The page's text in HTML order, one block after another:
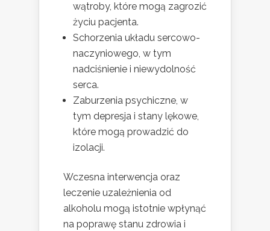
wątroby, które mogą zagrozić
życiu pacjenta.
Schorzenia układu sercowo-
naczyniowego, w tym
nadciśnienie i niewydolność
serca.
Zaburzenia psychiczne, w
tym depresja i stany lękowe,
które mogą prowadzić do
izolacji.
Wczesna interwencja oraz
leczenie uzależnienia od
alkoholu mogą istotnie wpłynąć
na poprawę stanu zdrowia i